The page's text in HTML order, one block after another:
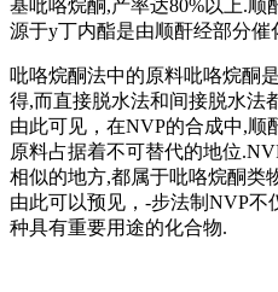
基吡咯烷酮,产率达80%以上.顺
源于y丁内酯是由顺酐经部分催
吡咯烷酮法中的原料吡咯烷酮
得,而直接脱水法和间接脱水法
由此可见，在NVP的合成中,顺
原料占据着不可替代的地位
相似的地方,都属于吡咯烷酮类
由此可以预见，-步法制NVP不
种具有重要用途的化合物.